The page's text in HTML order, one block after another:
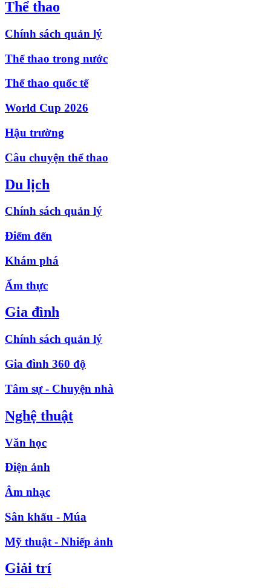
Thể thao
Chính sách quản lý
Thể thao trong nước
Thể thao quốc tế
World Cup 2026
Hậu trường
Câu chuyện thể thao
Du lịch
Chính sách quản lý
Điểm đến
Khám phá
Ẩm thực
Gia đình
Chính sách quản lý
Gia đình 360 độ
Tâm sự - Chuyện nhà
Nghệ thuật
Văn học
Điện ảnh
Âm nhạc
Sân khấu - Múa
Mỹ thuật - Nhiếp ảnh
Giải trí